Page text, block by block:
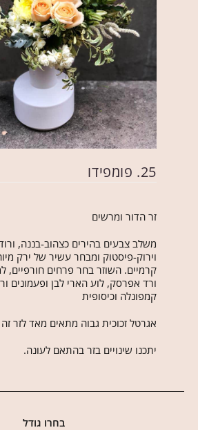
25. פומפידו
זר הדור ומרשים
משלב צבעים בהירים כצהוב-בננה,
וירוק-פיסטוק ומבחר עשיר של ירק
קרמיים. השוזר בחר פרחים חורפיים,
ורד אפרסק, לוע הארי לבן ופעמונים
קמפונלה וכיסופית
אגרטל זכוכית גבוה מתאים מאד לזר זה
יתכנו שינויים בזר בהתאם לעונה.
בחרו גודל